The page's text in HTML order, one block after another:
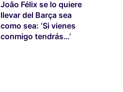
João Félix se lo quiere
llevar del Barça sea
como sea: ‘Si vienes
conmigo tendrás…’